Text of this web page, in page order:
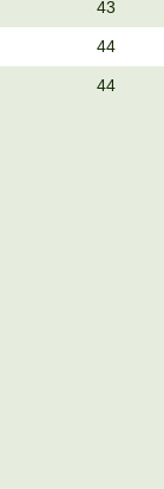
43
44
44